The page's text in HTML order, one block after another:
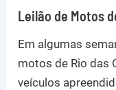
Leilão de Motos
Em algumas
motos de Rio das
veículos